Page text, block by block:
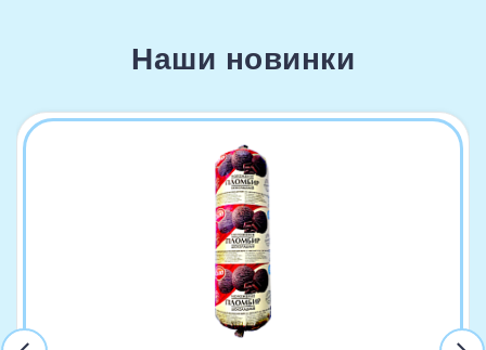
Наши новинки